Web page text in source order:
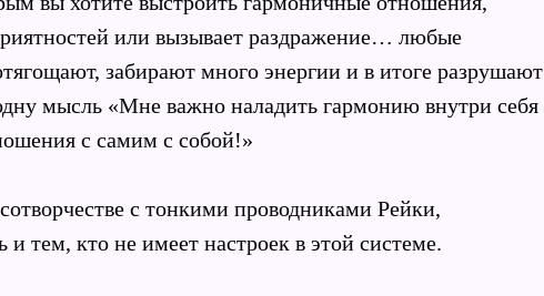
или вызывает раздражение… любые
забирают много энергии и в итоге разрушают
мысль «Мне важно наладить гармонию внутри себя
с самим с собой!»
с тонкими проводниками Рейки,
тем, кто не имеет настроек в этой системе.